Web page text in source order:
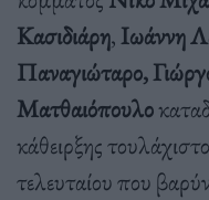
Κασιδιάρη,Ιωάννη
Παναγιώταρο,
Ματθαιόπουλο
κάθειρξης
τελευταίου που